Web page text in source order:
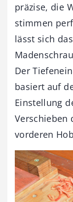
präzise, die
stimmen
lässt sich
Der
basiert auf
Einstellung
Verschieben
vorderen